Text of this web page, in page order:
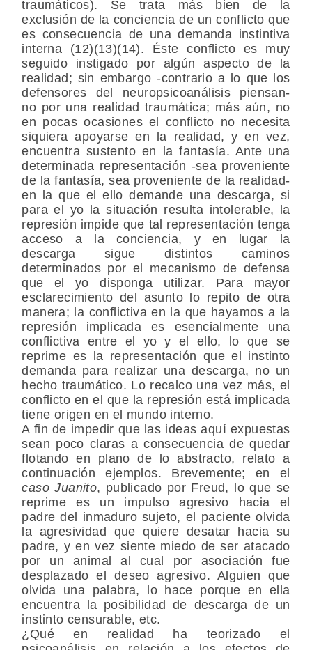
traumáticos). Se trata más bien de la
exclusión de la conciencia de un conflicto que
es consecuencia de una demanda instintiva
interna (12)(13)(14). Éste conflicto es muy
seguido instigado por algún aspecto de la
realidad; sin embargo -contrario a lo que los
defensores del neuropsicoanálisis piensan-
no por una realidad traumática; más aún, no
en pocas ocasiones el conflicto no necesita
siquiera apoyarse en la realidad, y en vez,
encuentra sustento en la fantasía. Ante una
determinada representación -sea proveniente
de la fantasía, sea proveniente de la realidad-
en la que el ello demande una descarga, si
para el yo la situación resulta intolerable, la
represión impide que tal representación tenga
acceso a la conciencia, y en lugar la
descarga sigue distintos caminos
determinados por el mecanismo de defensa
que el yo disponga utilizar. Para mayor
esclarecimiento del asunto lo repito de otra
manera; la conflictiva en la que hayamos a la
represión implicada es esencialmente una
conflictiva entre el yo y el ello, lo que se
reprime es la representación que el instinto
demanda para realizar una descarga, no un
hecho traumático. Lo recalco una vez más, el
conflicto en el que la represión está implicada
tiene origen en el mundo interno.
A fin de impedir que las ideas aquí expuestas
sean poco claras a consecuencia de quedar
flotando en plano de lo abstracto, relato a
continuación ejemplos. Brevemente; en el
caso Juanito, publicado por Freud, lo que se
reprime es un impulso agresivo hacia el
padre del inmaduro sujeto, el paciente olvida
la agresividad que quiere desatar hacia su
padre, y en vez siente miedo de ser atacado
por un animal al cual por asociación fue
desplazado el deseo agresivo. Alguien que
olvida una palabra, lo hace porque en ella
encuentra la posibilidad de descarga de un
instinto censurable, etc.
¿Qué en realidad ha teorizado el